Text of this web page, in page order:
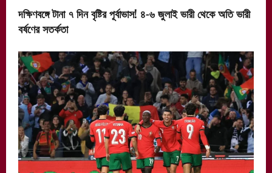
দক্ষিণবঙ্গে টানা ৭ দিন বৃষ্টির পূর্বাভাস! ৪-৬ জুলাই ভারী থেকে অতি ভারী
বর্ষণের সতর্কতা